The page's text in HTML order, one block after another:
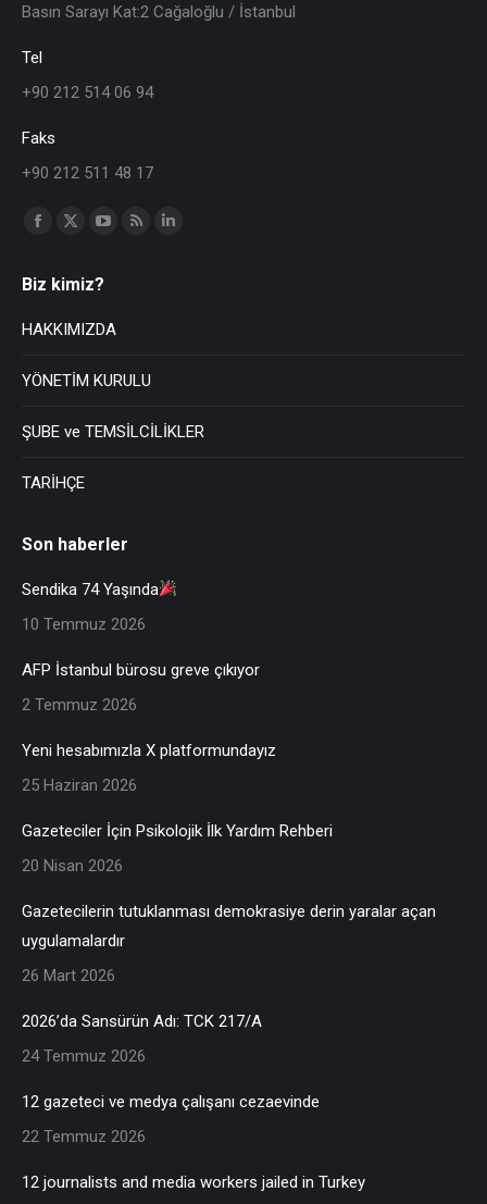
Basın Sarayı Kat:2 Cağaloğlu / İstanbul
Tel
+90 212 514 06 94
Faks
+90 212 511 48 17
Find us on:
Biz kimiz?
HAKKIMIZDA
YÖNETİM KURULU
ŞUBE ve TEMSİLCİLİKLER
TARİHÇE
Son haberler
Sendika 74 Yaşında
10 Temmuz 2026
AFP İstanbul bürosu greve çıkıyor
2 Temmuz 2026
Yeni hesabımızla X platformundayız
25 Haziran 2026
Gazeteciler İçin Psikolojik İlk Yardım Rehberi
20 Nisan 2026
Gazetecilerin tutuklanması demokrasiye derin yaralar açan
uygulamalardır
26 Mart 2026
2026’da Sansürün Adı: TCK 217/A
24 Temmuz 2026
12 gazeteci ve medya çalışanı cezaevinde
22 Temmuz 2026
12 journalists and media workers jailed in Turkey